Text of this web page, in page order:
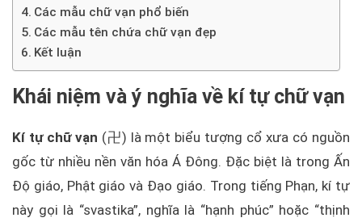
Các mẫu chữ vạn phổ biến
Các mẫu tên chứa chữ vạn đẹp
Kết luận
Khái niệm và ý nghĩa về kí tự chữ vạn
Kí tự chữ vạn (卍) là một biểu tượng cổ xưa có nguồn
gốc từ nhiều nền văn hóa Á Đông. Đặc biệt là trong Ấn
Độ giáo, Phật giáo và Đạo giáo. Trong tiếng Phạn, kí tự
này gọi là “svastika”, nghĩa là “hạnh phúc” hoặc “thịnh